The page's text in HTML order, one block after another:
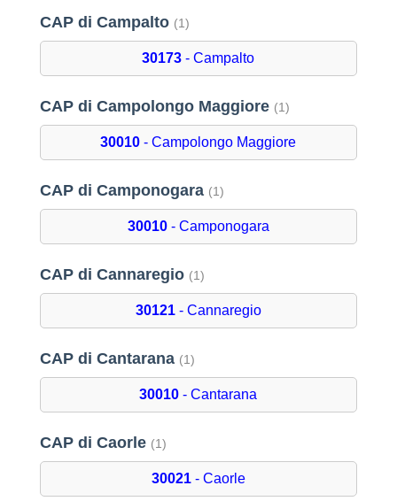
CAP di Campalto (1)
30173 - Campalto
CAP di Campolongo Maggiore (1)
30010 - Campolongo Maggiore
CAP di Camponogara (1)
30010- Camponogara
CAP di Cannaregio (1)
30121- Cannaregio
CAP di Cantarana (1)
30010 - Cantarana
CAP di Caorle (1)
30021- Caorle